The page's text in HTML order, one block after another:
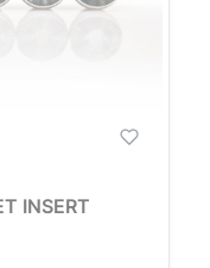
INSERT